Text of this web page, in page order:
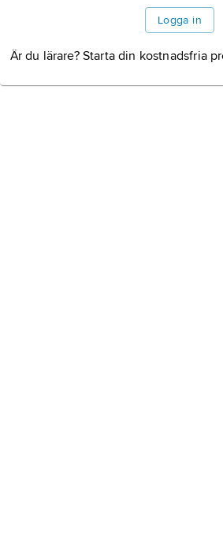
Information om
Logga in
Är du lärare? Starta din kostnadsfria